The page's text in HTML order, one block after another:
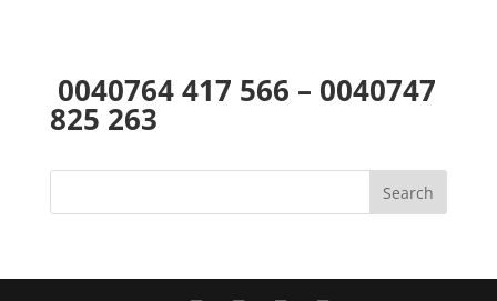
0040764 417 566 – 0040747
825 263